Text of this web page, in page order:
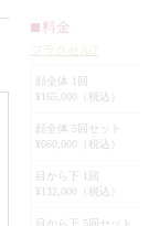
生が促されていく
す。
手は人目につきや
やすいパーツとい
ラクセル2はこの
の甲のシワを気に
選びいただく施術
ます。
料金
フラクセル2
顔全体 1回
¥165,000（税込）
顔全体 5回セット
¥660,000（税込）
目から下 1回
¥132,000（税込）